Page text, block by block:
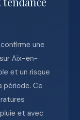
une
Aix-en-
et un risque
période. Ce
et avec